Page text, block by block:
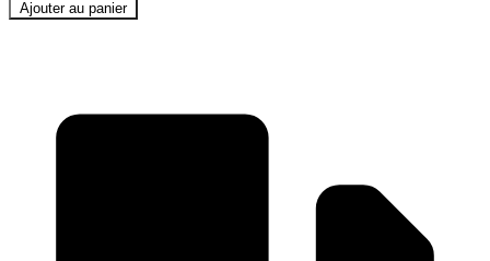
Ajouter au panier